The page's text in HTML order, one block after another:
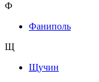
Ф
Фаниполь
Щ
Щучин